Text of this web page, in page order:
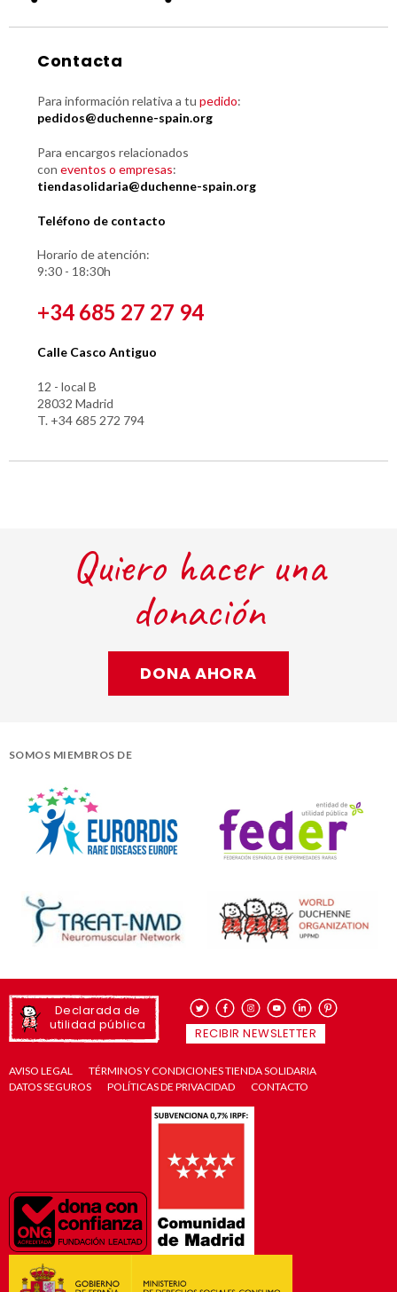
Contacta
Para información relativa a tu pedido:
pedidos@duchenne-spain.org
Para encargos relacionados
con eventos o empresas:
tiendasolidaria@duchenne-spain.org
Teléfono de contacto
Horario de atención:
9:30 - 18:30h
+34 685 27 27 94
Calle Casco Antiguo
12 - local B
28032 Madrid
T. +34 685 272 794
Quiero hacer una
donación
DONA AHORA
SOMOS MIEMBROS DE
Declarada de
utilidad pública
RECIBIR NEWSLETTER
AVISO LEGAL
TÉRMINOS Y CONDICIONES TIENDA SOLIDARIA
DATOS SEGUROS
POLÍTICAS DE PRIVACIDAD CONTACTO